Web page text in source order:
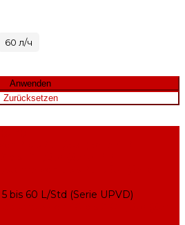
60 л/ч
bis 60 L/Std (Serie UPVD)